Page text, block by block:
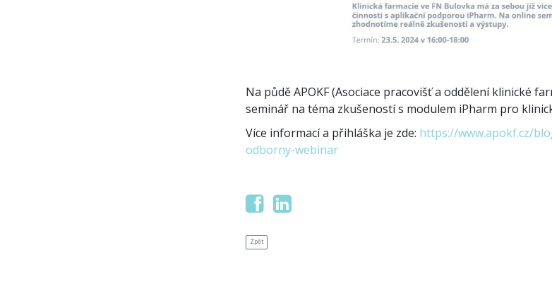
Na půdě APOKF (Asociace pracovišť a oddělení klinické
seminář na téma zkušeností s modulem iPharm pro
Více informací a přihláška je zde: https://www.apokf.cz/
odborny-webinar
Zpět